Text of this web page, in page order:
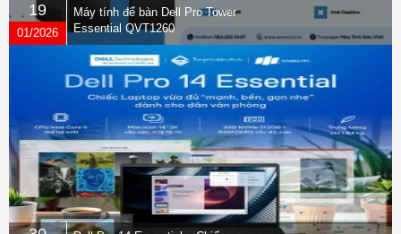
19
01/2026
Máy tính để bàn Dell Pro Tower
Essential QVT1260